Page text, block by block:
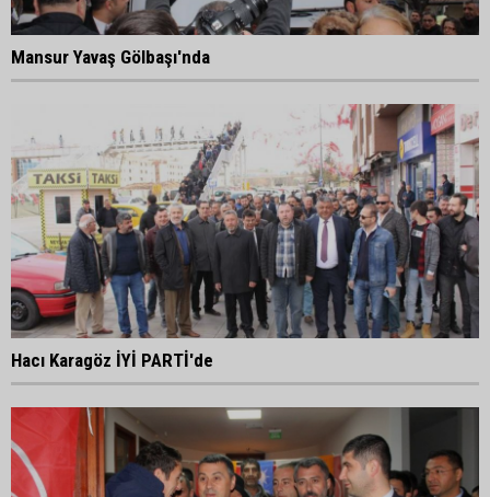
Mansur Yavaş Gölbaşı'nda
Hacı Karagöz İYİ PARTİ'de